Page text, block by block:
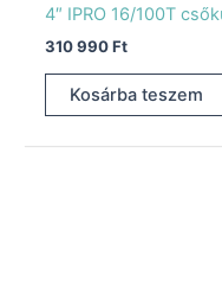
4″ IPRO 16/100T
310 990Ft
Kosárba teszem